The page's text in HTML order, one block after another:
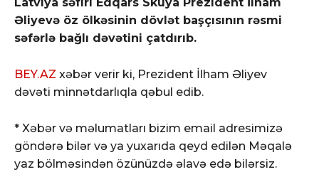
Əliyevə öz ölkəsinin dövlət başçısının rəsmi
səfərlə bağlı dəvətini çatdırıb.
BEY.AZ xəbər verir ki, Prezident İlham Əliyev
dəvəti minnətdarlıqla qəbul edib.
* Xəbər və məlumatları bizim email adresimizə
göndərə bilər və ya yuxarıda qeyd edilən Məqalə
yaz bölməsindən özünüzdə əlavə edə bilərsiz.